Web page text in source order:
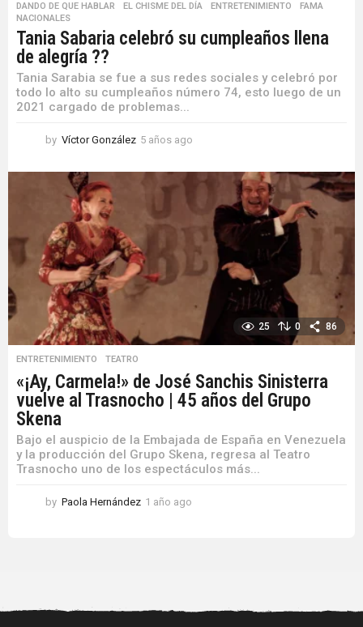
DANDO DE QUE HABLAR ,EL CHISME DEL DÍA ,ENTRETENIMIENTO ,FAMA
NACIONALES
Tania Sabaria celebró su cumpleaños llena
de alegría ??
Tania Sarabia se fue a sus redes sociales y celebró por
todo lo alto su cumpleaños número 74, esto luego de un
2021 cargado de problemas...
by Víctor González 5 años ago
ñ
a
o
25 0 86
ENTRETENIMIENTO ,TEATRO
«¡Ay, Carmela!» de José Sanchis Sinisterra
vuelve al Trasnocho | 45 años del Grupo
Skena
Bajo el auspicio de la Embajada de España en Venezuela
y la producción del Grupo Skena, regresa al Teatro
Trasnocho uno de los espectáculos más...
by Paola Hernández 1 año ago